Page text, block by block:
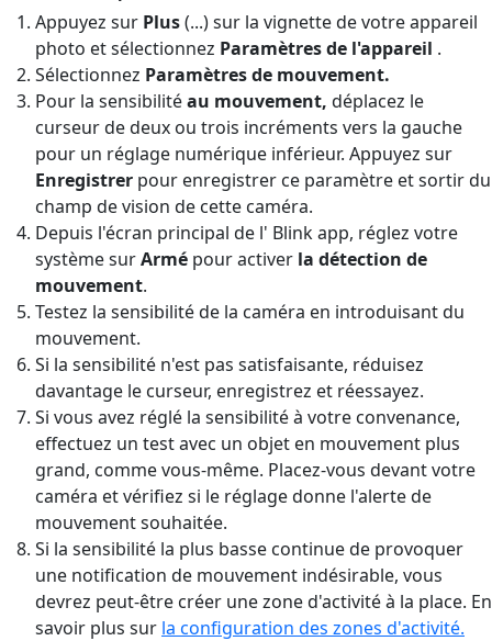
Appuyez sur Plus(...)sur la vignette de votre appareil
photo et sélectionnez Paramètres de l'appareil .
Sélectionnez Paramètres de mouvement.
Pour la sensibilitéau mouvement, déplacez le
curseur de deux ou trois incréments vers la gauche
pour un réglage numérique inférieur. Appuyez sur
Enregistrer pour enregistrer ce paramètre et sortir du
champ de vision de cette caméra.
Depuis l'écran principal de l' Blink app, réglez votre
système surArmé pour activer la détection de
mouvement.
Testez la sensibilité de la caméra en introduisant du
mouvement.
Si la sensibilité n'est pas satisfaisante, réduisez
davantage le curseur, enregistrez et réessayez.
Si vous avez réglé la sensibilité à votre convenance,
effectuez un test avec un objet en mouvement plus
grand, comme vous-même. Placez-vous devant votre
caméra et vérifiez si le réglage donne l'alerte de
mouvement souhaitée.
Si la sensibilité la plus basse continue de provoquer
une notification de mouvement indésirable, vous
devrez peut-être créer une zone d'activité à la place. En
savoir plus sur la configuration des zones d'activité.